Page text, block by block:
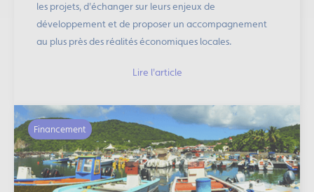
les projets, d'échanger sur leurs enjeux de
développement et de proposer un accompagnement
au plus près des réalités économiques locales.
Lire l'article
Financement